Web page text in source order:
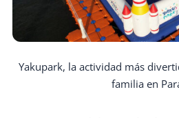
Yakupark, la actividad más
familia en